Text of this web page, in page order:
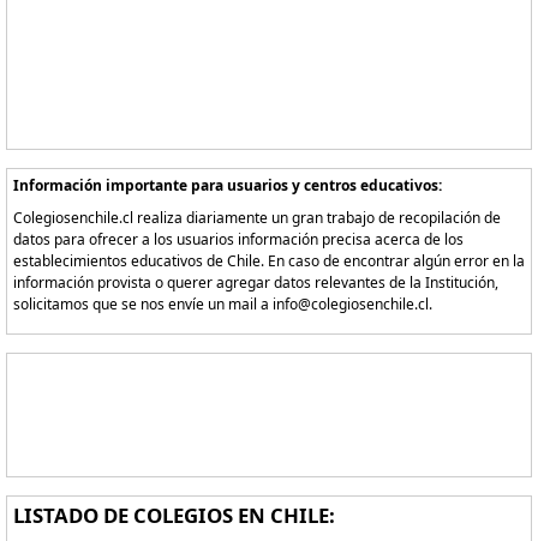
Información importante para usuarios y centros educativos:
Colegiosenchile.cl realiza diariamente un gran trabajo de recopilación de
datos para ofrecer a los usuarios información precisa acerca de los
establecimientos educativos de Chile. En caso de encontrar algún error en la
información provista o querer agregar datos relevantes de la Institución,
solicitamos que se nos envíe un mail a info@colegiosenchile.cl.
LISTADO DE COLEGIOS EN CHILE: